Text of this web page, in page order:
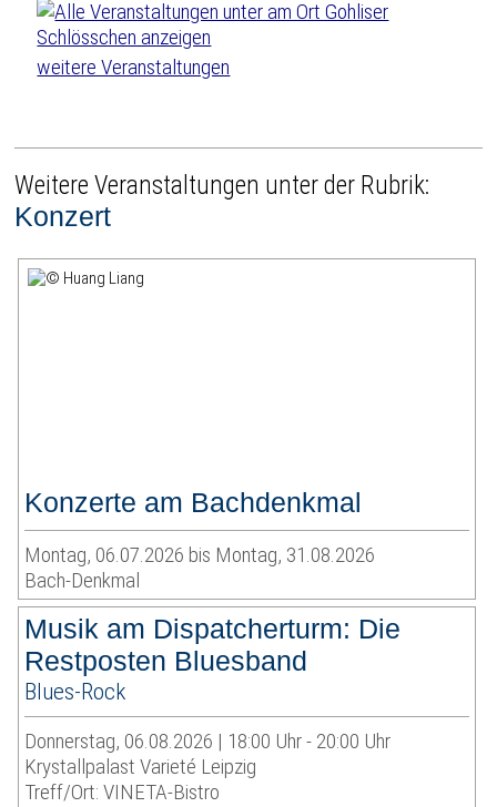
weitere Veranstaltungen
Weitere Veranstaltungen unter der Rubrik:
Konzert
Konzerte am Bachdenkmal
Montag, 06.07.2026 bis Montag, 31.08.2026
Bach-Denkmal
Musik am Dispatcherturm: Die
Restposten Bluesband
Blues-Rock
Donnerstag, 06.08.2026 | 18:00 Uhr - 20:00 Uhr
Krystallpalast Varieté Leipzig
Treff/Ort: VINETA-Bistro